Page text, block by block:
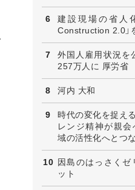
建設現場の省人
Construction 2.0」
外国人雇用状況を
257万人に 厚労省
河内 大和
時代の変化を捉え
レンジ精神が親会
域の活性化へとつ
因島のはっさくゼ
ット